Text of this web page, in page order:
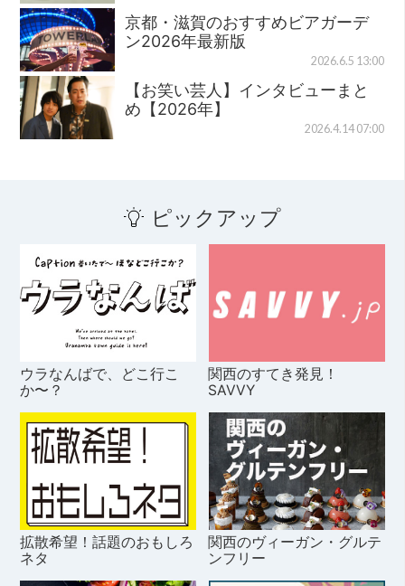
京都・滋賀のおすすめビアガーデ
ン2026年最新版
2026.6.5 13:00
【お笑い芸人】インタビューまと
め【2026年】
2026.4.14 07:00
ピックアップ
ウラなんばで、どこ行こ
か〜？
関西のすてき発見！
SAVVY
拡散希望！話題のおもしろ
ネタ
関西のヴィーガン・グルテ
ンフリー